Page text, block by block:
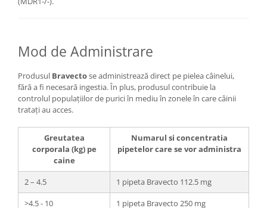
Mod de Administrare
Produsul Bravectose administrează direct pe pielea câinelui,
fără a fi necesară ingestia. În plus, produsul contribuie la
controlul populațiilor de purici în mediu în zonele în care câinii
tratați au acces.
Greutatea
corporala (kg) pe
caine
Numarul si concentratia
pipetelor care se vor administra
2 – 4.5
1 pipeta Bravecto 112.5 mg
>4.5 - 10
1 pipeta Bravecto 250 mg